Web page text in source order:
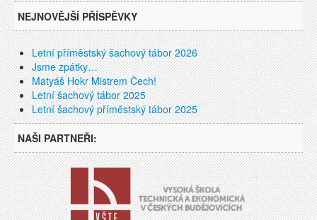
NEJNOVĚJŠÍ PŘÍSPĚVKY
Letní příměstský šachový tábor 2026
Jsme zpátky…
Matyáš Hokr Mistrem Čech!
Letní šachový tábor 2025
Letní šachový příměstský tábor 2025
NAŠI PARTNEŘI: